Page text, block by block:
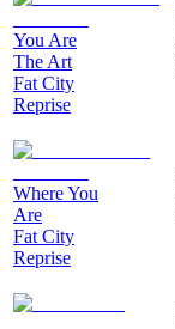
You Are
The Art
Fat City
Reprise
Where You
Are
Fat City
Reprise